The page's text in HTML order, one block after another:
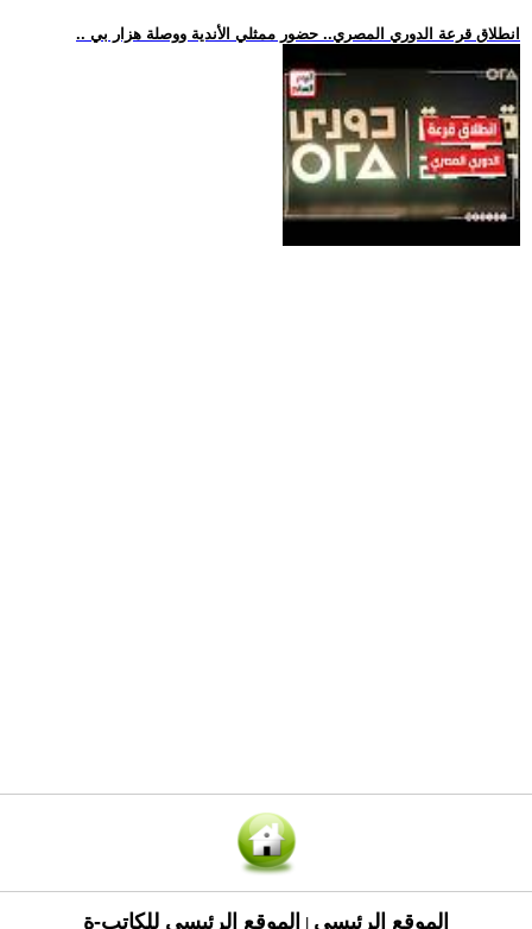
.. انطلاق قرعة الدوري المصري.. حضور ممثلي الأندية ووصلة هزار بي
الموقع الرئيسي الموقع الرئيسي للكاتب-ة